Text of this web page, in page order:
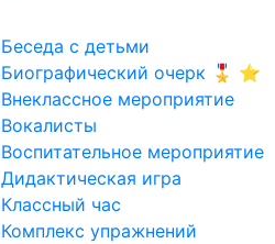
Беседа с детьми
Биографический очерк 🎖️ ⭐
Внеклассное мероприятие
Вокалисты
Воспитательное мероприятие
Дидактическая игра
Классный час
Комплекс упражнений